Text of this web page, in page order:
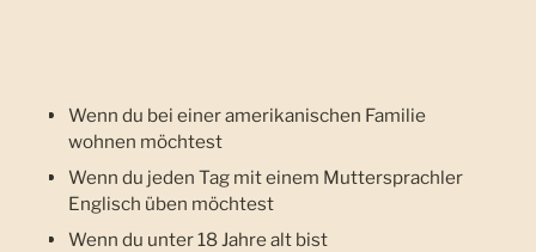
Wenn du bei einer amerikanischen Familie
wohnen möchtest
Wenn du jeden Tag mit einem Muttersprachler
Englisch üben möchtest
Wenn du unter 18 Jahre alt bist